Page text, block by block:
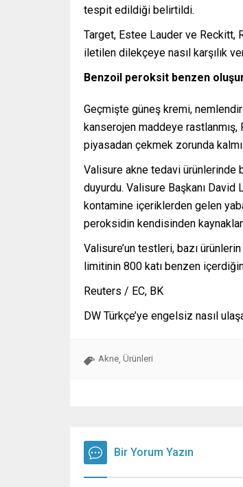
tespit edildiği belirtildi.
Target, Estee Lauder ve Reckitt,
iletilen dilekçeye nasıl karşılık
Benzoil peroksit benzen
Geçmişte güneş kremi,
kanserojen maddeye
piyasadan çekmek zorunda
Valisure akne tedavi ürünlerinde
duyurdu. Valisure Başkanı
kontamine içeriklerden gelen
peroksidin kendisinden
Valisure’un testleri, bazı
limitinin 800 katı benzen
Reuters / EC, BK
DW Türkçe’ye engelsiz nasıl
Akne, Ürünleri
Bir Yorum Yazın